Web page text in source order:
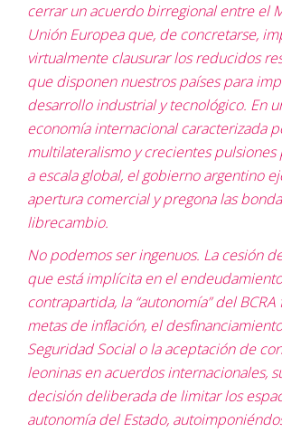
cerrar un acuerdo birregional entre el
Unión Europea que, de concretarse,
virtualmente clausurar los reducidos
que disponen nuestros países para
desarrollo industrial y tecnológico. En
economía internacional caracterizada
multilateralismo y crecientes pulsiones
a escala global, el gobierno argentino
apertura comercial y pregona las
librecambio.
No podemos ser ingenuos. La cesión
que está implícita en el
contrapartida, la “autonomía” del BCRA
metas de inflación, el
Seguridad Social o la aceptación de
leoninas en acuerdos internacionales,
decisión deliberada de limitar los
autonomía del Estado,